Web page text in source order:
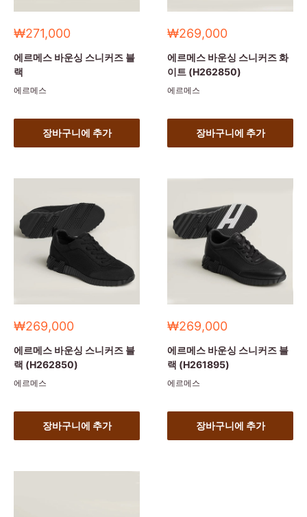
세
가
₩271,000
에르메스 바운싱 스니커즈 블
랙
에르메스
장바구니에 추가
세
가
₩269,000
에르메스 바운싱 스니커즈 화
이트 (H262850)
에르메스
장바구니에 추가
세
가
₩269,000
에르메스 바운싱 스니커즈 블
랙 (H262850)
에르메스
장바구니에 추가
세
가
₩269,000
에르메스 바운싱 스니커즈 블
랙 (H261895)
에르메스
장바구니에 추가